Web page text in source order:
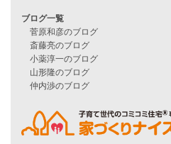
Sシリーズ
シンプルな平屋
家づくりナイスホームズの家づくり
エコハウス
家づくりの流れ
7つのポイント